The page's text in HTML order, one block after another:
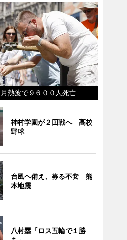
月熱波で９６００人死亡
神村学園が２回戦へ 高校
野球
台風へ備え、募る不安 熊
本地震
八村塁「ロス五輪で１勝